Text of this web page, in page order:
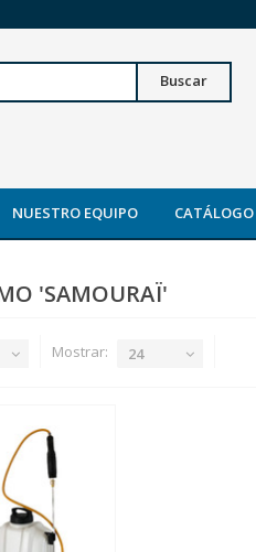
Buscar
NUESTRO EQUIPO CATÁLOGO
'SAMOURAÏ'
Mostrar: 24